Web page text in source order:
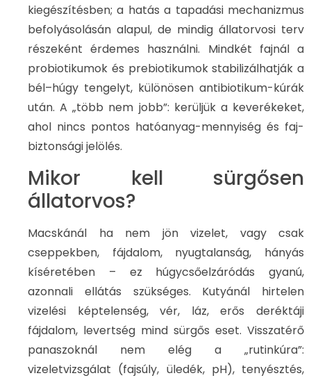
kiegészítésben; a hatás a tapadási mechanizmus
befolyásolásán alapul, de mindig állatorvosi terv
részeként érdemes használni. Mindkét fajnál a
probiotikumok és prebiotikumok stabilizálhatják a
bél–húgy tengelyt, különösen antibiotikum-kúrák
után. A „több nem jobb”: kerüljük a keverékeket,
ahol nincs pontos hatóanyag-mennyiség és faj-
biztonsági jelölés.
Mikor kell sürgősen
állatorvos?
Macskánál ha nem jön vizelet, vagy csak
cseppekben, fájdalom, nyugtalanság, hányás
kíséretében – ez húgycsőelzáródás gyanú,
azonnali ellátás szükséges. Kutyánál hirtelen
vizelési képtelenség, vér, láz, erős deréktáji
fájdalom, levertség mind sürgős eset. Visszatérő
panaszoknál nem elég a „rutinkúra”:
vizeletvizsgálat (fajsúly, üledék, pH), tenyésztés,